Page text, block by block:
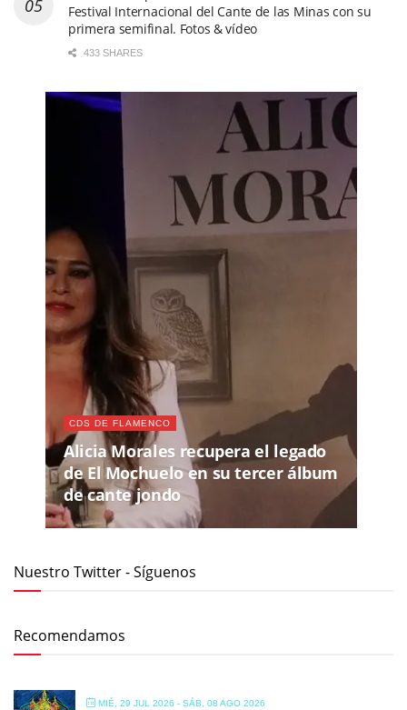
Festival Internacional del Cante de las Minas con su
primera semifinal. Fotos & vídeo
433 SHARES
CDS DE FLAMENCO
Alicia Morales recupera el legado
de El Mochuelo en su tercer álbum
de cante jondo
Nuestro Twitter - Síguenos
Recomendamos
MIÉ, 29 JUL 2026 - SÁB, 08 AGO 2026